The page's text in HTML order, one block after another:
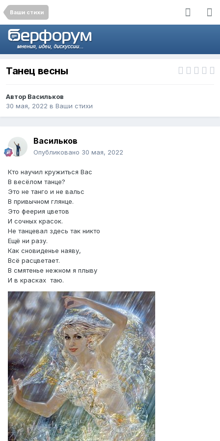
Ваши стихи
Танец весны
Автор Васильков
30 мая, 2022 в Ваши стихи
Васильков
Опубликовано 30 мая, 2022
Кто научил кружиться Вас
В весёлом танце?
Это не танго и не вальс
В привычном глянце.
Это феерия цветов
И сочных красок.
Не танцевал здесь так никто
Ещё ни разу.
Как сновиденье наяву,
Всё расцветает.
В смятенье нежном я плыву
И в красках таю.